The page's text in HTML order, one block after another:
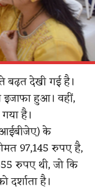
बढ़त देखी गई है।
हुआ। वहीं,
है।
के
97,145 रुपए है,
रुपए थी, जो कि
है।